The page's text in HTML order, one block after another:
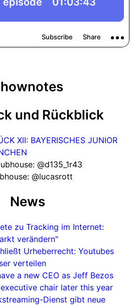
und Rückblick
XII: BAYERISCHES JUNIOR
@d135_1r43
@lucasrott
News
zu Tracking im Internet:
verändern"
Urheberrecht: Youtubes
verteilen
a new CEO as Jeff Bezos
chair later this year
Dienst gibt neue